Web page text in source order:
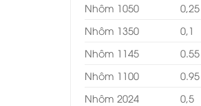
Nhôm 1050
0,25
Nhôm 1350
0,1
Nhôm 1145
Nhôm 1100
Nhôm 2024
0,5